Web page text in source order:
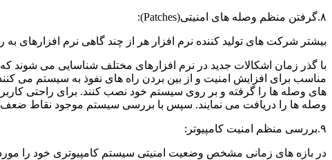
۸.گرفتن منظم وصله های امنیتی(Patches):
بیشتر شرکت های تولید کننده نرم افزار هر از چند گاهی نرم افزارهای
با گذر زمان اشکالات جدید در نرم افزارهای مختلف شناسایی می شوند
مناسب برای افزایش امنیت و از بین بردن راه های نفوذ به سیستم می
های وصله ها را گرفته و بر روی سیستم خود نصب کنند. برای راحتی
وصله ها را دریافت می نمایند. سپس با بررسی سیستم موجود نقاط ضعف
۹.بررسی منظم امنیت کامپیوتر:
در بازه های زمانی مشخص وضعیت امنیتی سیستم کامپیوتری خود را مورد